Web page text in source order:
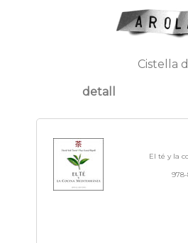
Cistella
detall
El té y la
978-